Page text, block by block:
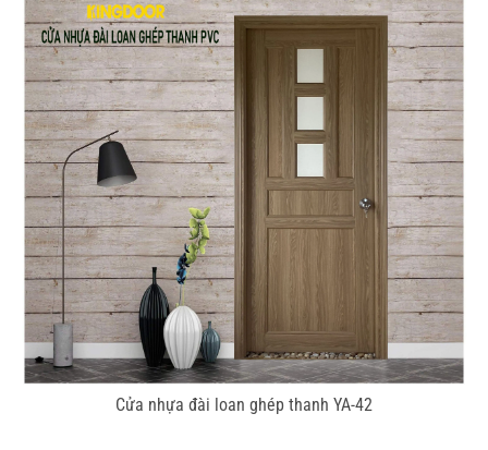
Cửa nhựa đài loan ghép thanh YA-42